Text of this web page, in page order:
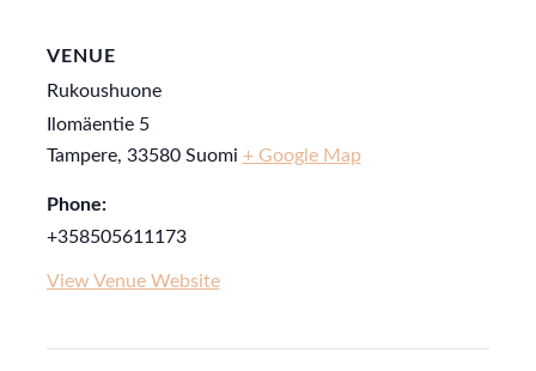
VENUE
Rukoushuone
Ilomäentie 5
Tampere, 33580 Suomi + Google Map
Phone:
+358505611173
View Venue Website